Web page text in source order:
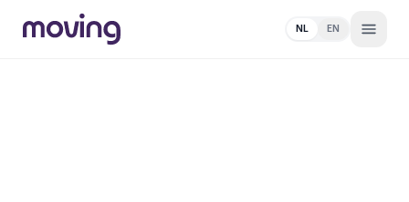
NL EN